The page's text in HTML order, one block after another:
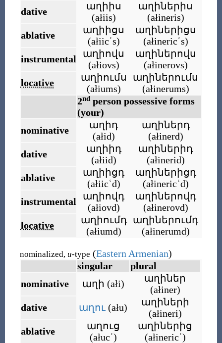
dative
աղիիս
(ałiis)
աղիներիս
(ałineris)
ablative
աղիիցս
(ałiicʿs)
աղիներիցս
(ałinericʿs)
instrumental
աղիովս
(ałiovs)
աղիներովս
(ałinerovs)
locative
աղիումս
(ałiums)
աղիներումս
(ałinerums)
2ndperson possessive forms
(your)
nominative
աղիդ
(ałid)
աղիներդ
(ałinerd)
dative
աղիիդ
(ałiid)
աղիներիդ
(ałinerid)
ablative
աղիիցդ
(ałiicʿd)
աղիներիցդ
(ałinericʿd)
instrumental
աղիովդ
(ałiovd)
աղիներովդ
(ałinerovd)
locative
աղիումդ
(ałiumd)
աղիներումդ
(ałinerumd)
nominalized, u-type (Eastern Armenian)
singular
plural
nominative
աղի (ałi)
աղիներ
(ałiner)
dative
աղու (ału)
աղիների
(ałineri)
ablative
աղուց
(ałucʿ)
աղիներից
(ałinericʿ)